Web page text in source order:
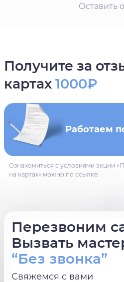
Оставить
Перезвоним
Вызвать
“Без звонка”
Свяжемся с вами
Получите за
картах 1000₽
Работаем
Ознакомиться с условиями акции
на картах» можно по ссылке